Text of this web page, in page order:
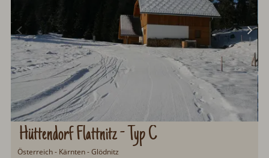
Hüttendorf Flattnitz - Typ C
Österreich - Kärnten - Glödnitz